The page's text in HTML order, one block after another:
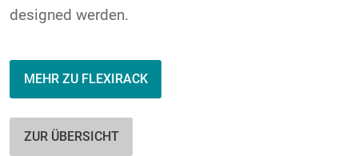
designed werden.
MEHR ZU FLEXIRACK
ZUR ÜBERSICHT